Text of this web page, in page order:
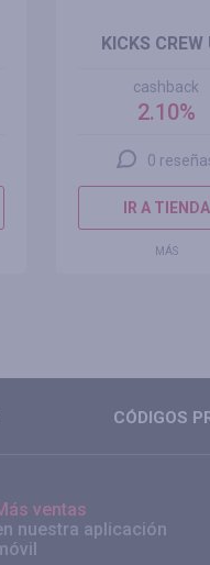
KICKS CREW
cashback
2.10%
0
IR A TIENDA
MÁS
CÓDIGOS
ventas
nuestra aplicación